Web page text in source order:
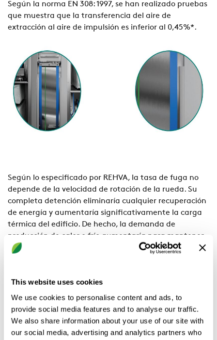
This website uses cookies
We use cookies to personalise content and ads, to
provide social media features and to analyse our traffic.
We also share information about your use of our site with
our social media, advertising and analytics partners who
Según la norma EN 308: 1997, se han realizado pruebas
que muestra que la transferencia del aire de
extracción al aire de impulsión es inferior al 0,45%*.
Según lo especificado por REHVA, la tasa de fuga no
depende de la velocidad de rotación de la rueda. Su
completa detención eliminaría cualquier recuperación
de energía y aumentaría significativamente la carga
térmica del edificio. De hecho, la demanda de
producción de calor o frío aumentaría para mantener
una comodidad aceptable.
Parar la rueda empeoraría la
calidad del aire interior.